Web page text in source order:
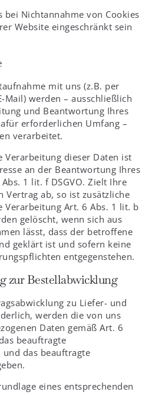
bei Nichtannahme von Cookies
Website eingeschränkt sein
mit uns (z.B. per
werden – ausschließlich
und Beantwortung Ihres
erforderlichen Umfang –
verarbeitet.
Verarbeitung dieser Daten ist
an der Beantwortung Ihres
1 lit. f DSGVO. Zielt Ihre
Vertrag ab, so ist zusätzliche
Verarbeitung Art. 6 Abs. 1 lit. b
gelöscht, wenn sich aus
lässt, dass der betroffene
geklärt ist und sofern keine
entgegenstehen.
zur Bestellabwicklung
zu Liefer- und
werden die von uns
Daten gemäß Art. 6
beauftragte
das beauftragte
eines entsprechenden